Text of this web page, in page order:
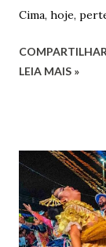
Cima, hoje,
José de Faro
indiciamento
1862,
uma irmã do
apresentou
COMPARTILHAR
LEIA MAIS »